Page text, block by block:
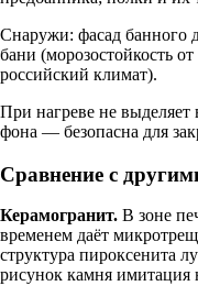
Снаружи: фасад банного
бани (морозостойкость
российский климат).
При нагреве не выделяет
фона — безопасна для
Сравнение с
Керамогранит. В зоне
временем даёт
структура пироксенита
рисунок камня имитация